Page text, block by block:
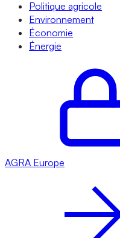
Politique agricole
Environnement
Économie
Énergie
AGRA Europe